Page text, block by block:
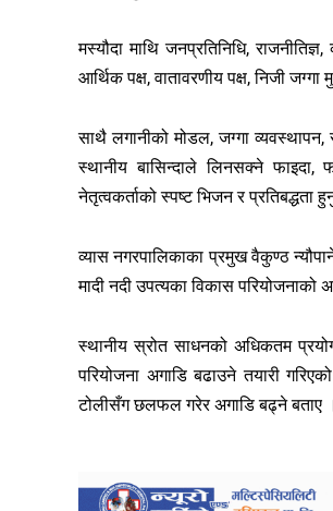
मस्यौदा माथि जनप्रतिनिधि,
आर्थिक पक्ष, वातावरणीय पक्ष, निजी
साथै लगानीको मोडल, जग्गा व्यवस्थापन,
स्थानीय बासिन्दाले लिनसक्ने फाइदा,
नेतृत्वकर्ताको स्पष्ट भिजन र प्रतिबद्धता
व्यास नगरपालिकाका प्रमुख वैकुण्ठ
मादी नदी उपत्यका विकास परियोजनाको
स्थानीय स्रोत साधनको अधिकतम
परियोजना अगाडि बढाउने तयारी
टोलीसँग छलफल गरेर अगाडि बढ्ने बताए ।